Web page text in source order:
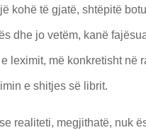
kohë të gjatë, shtëpitë
dhe jo vetëm, kanë
leximit, më konkretisht në
e shitjes së librit.
realiteti, megjithatë, nuk